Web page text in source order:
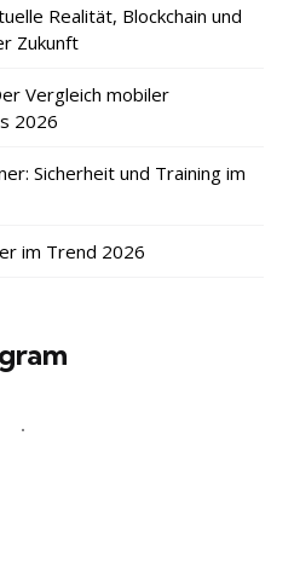
Realität, Blockchain und
Zukunft
Vergleich mobiler
2026
Sicherheit und Training im
im Trend 2026